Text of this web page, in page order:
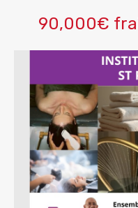
90,000€